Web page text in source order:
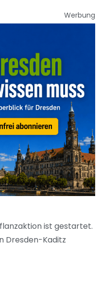
Werbung
ist gestartet.
Dresden-Kaditz